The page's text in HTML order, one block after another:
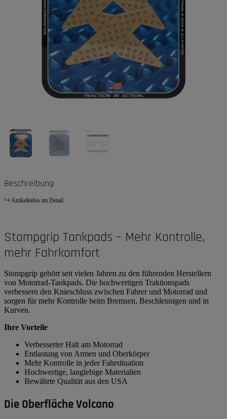
Beschreibung
Artikelinfos im Detail
Stompgrip Tankpads – Mehr Kontrolle,
mehr Fahrkomfort
Stompgrip gehört seit vielen Jahren zu den führenden Herstellern
von Motorrad-Tankpads. Die hochwertigen Traktionspads
verbessern den Knieschluss zwischen Fahrer und Motorrad und
sorgen für mehr Kontrolle beim Bremsen, Beschleunigen und in
Kurven.
Ihre Vorteile
Verbesserter Halt am Motorrad
Entlastung von Armen und Oberkörper
Mehr Kontrolle in jeder Fahrsituation
Hochwertige, langlebige Materialien
Bewährte Qualität aus den USA
Die Oberfläche Volcano